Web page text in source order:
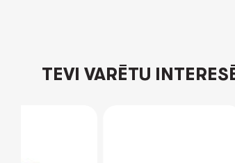
TEVI VARĒTU